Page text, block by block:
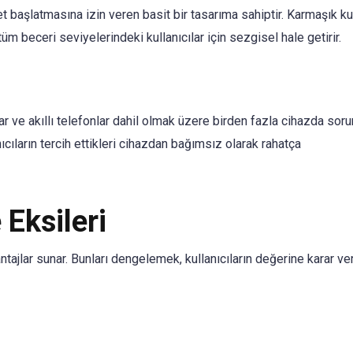
başlatmasına izin veren basit bir tasarıma sahiptir. Karmaşık
beceri seviyelerindeki kullanıcılar için sezgisel hale getirir.
akıllı telefonlar dahil olmak üzere birden fazla cihazda
tercih ettikleri cihazdan bağımsız olarak rahatça
Eksileri
sunar. Bunları dengelemek, kullanıcıların değerine karar